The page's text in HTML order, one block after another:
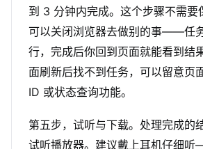
到 3 分钟内完成。这个步骤不需要
可以关闭浏览器去做别的事——任
行，完成后你回到页面就能看到结
面刷新后找不到任务，可以留意页
ID 或状态查询功能。
第五步，试听与下载。处理完成的
试听播放器。建议戴上耳机仔细